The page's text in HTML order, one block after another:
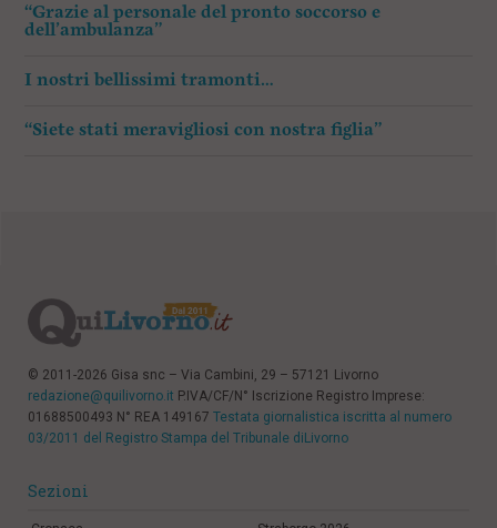
“Grazie al personale del pronto soccorso e
dell’ambulanza”
I nostri bellissimi tramonti…
“Siete stati meravigliosi con nostra figlia”
© 2011-2026 Gisa snc – Via Cambini, 29 – 57121 Livorno
redazione@quilivorno.it P.IVA/CF/N° Iscrizione Registro Imprese:
01688500493 N° REA 149167 Testata giornalistica iscritta al numero
03/2011 del Registro Stampa del Tribunale diLivorno
Sezioni